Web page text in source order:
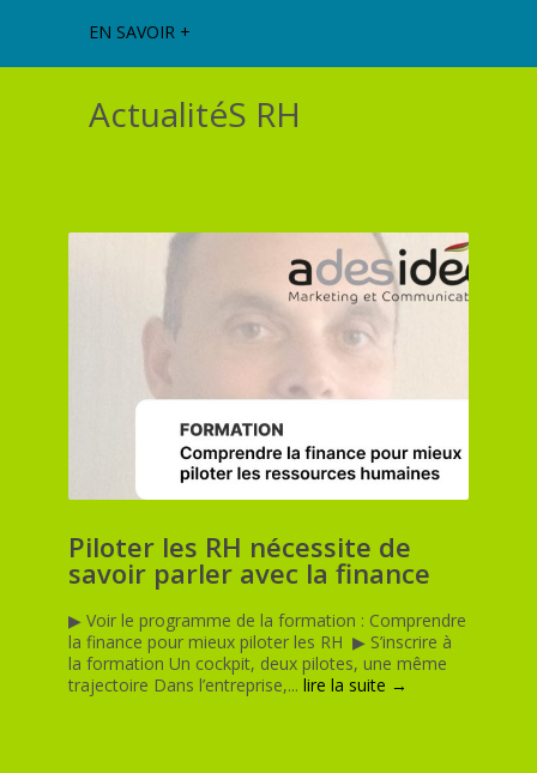
EN SAVOIR +
ActualitéS RH
Piloter les RH nécessite de
savoir parler avec la finance
▶︎ Voir le programme de la formation : Comprendre
la finance pour mieux piloter les RH ▶︎ S’inscrire à
la formation Un cockpit, deux pilotes, une même
trajectoire Dans l’entreprise,...lire la suite →